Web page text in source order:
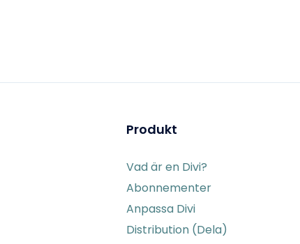
Produkt
Vad är en Divi?
Abonnementer
Anpassa Divi
Distribution (Dela)